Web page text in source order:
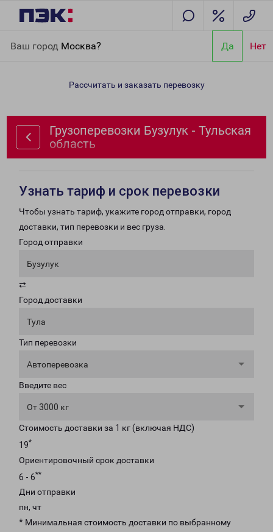
Ваш город Москва? Да Нет
область
Рассчитать и заказать перевозку
Грузоперевозки Бузулук - Тульская
область
Узнать тариф и срок перевозки
Чтобы узнать тариф, укажите город отправки, город
доставки, тип перевозки и вес груза.
Город отправки
Бузулук
⇄
Город доставки
Тула
Тип перевозки
Автоперевозка
Введите вес
От 3000 кг
Стоимость доставки за 1 кг (включая НДС)
19*
Ориентировочный срок доставки
6 - 6**
Дни отправки
пн, чт
* Минимальная стоимость доставки по выбранному